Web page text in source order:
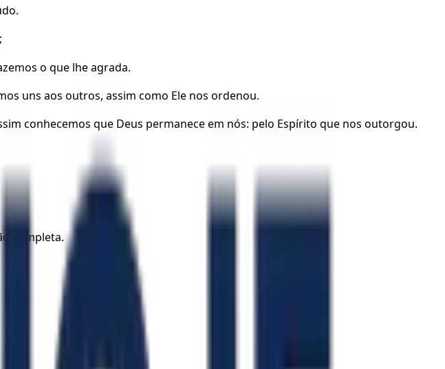
o que lhe agrada.
uns aos outros, assim como Ele nos ordenou.
conhecemos que Deus permanece em nós: pelo Espírito que nos outorgou.
completa.